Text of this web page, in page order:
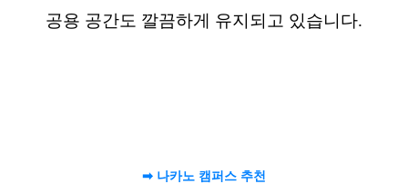
공용 공간도 깔끔하게 유지되고 있습니다.
➡ 나카노 캠퍼스 추천